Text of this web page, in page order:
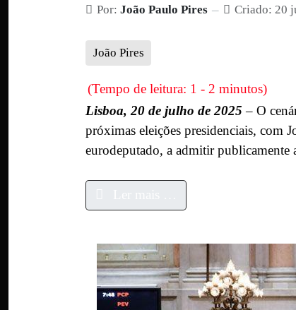
Por: João Paulo Pires Criado: 20
João Pires
(Tempo de leitura: 1 - 2 minutos)
Lisboa, 20 de julho de 2025 – O
próximas eleições presidenciais,
eurodeputado, a admitir publicamente